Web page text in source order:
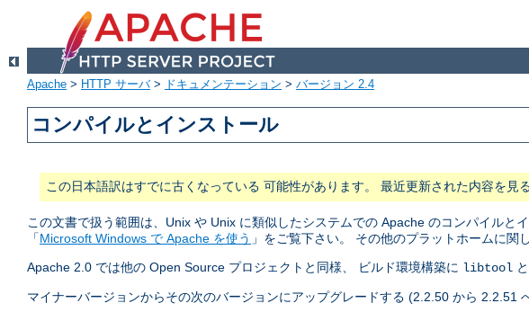
Apache > HTTP サーバ> ドキュメンテーション > バージョン 2.4
コンパイルとインストール
この日本語訳はすでに古くなっている 可能性があります。 最近更新された内容を見
この文書で扱う範囲は、Unix や Unix に類似したシステムでの Apache のコンパイル
「Microsoft Windows で Apache を使う 」をご覧下さい。 その他のプラットホームに関
Apache 2.0 では他の Open Source プロジェクトと同様、 ビルド環境構築に libtool と
マイナーバージョンからその次のバージョンにアップグレードする (2.2.50 から 2.2.51